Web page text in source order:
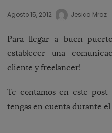
Agosto 15, 2012 Jesica Mraz
Para llegar a buen
establecer una
cliente y freelancer!
Te contamos en este post
tengas en cuenta durante el